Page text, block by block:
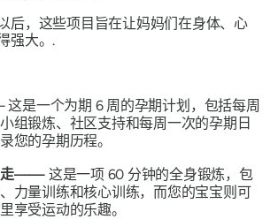
后，这些项目旨在让妈妈们在身体、心
强大。.
这是一个为期 6 周的孕期计划，包括每周
组锻炼、社区支持和每周一次的孕期日
您的孕期历程。
走—— 这是一项 60 分钟的全身锻炼，包
力量训练和核心训练，而您的宝宝则可
享受运动的乐趣。